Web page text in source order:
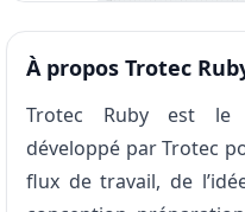
À propos Trotec
Trotec Ruby est le
développé par Trotec
flux de travail, de